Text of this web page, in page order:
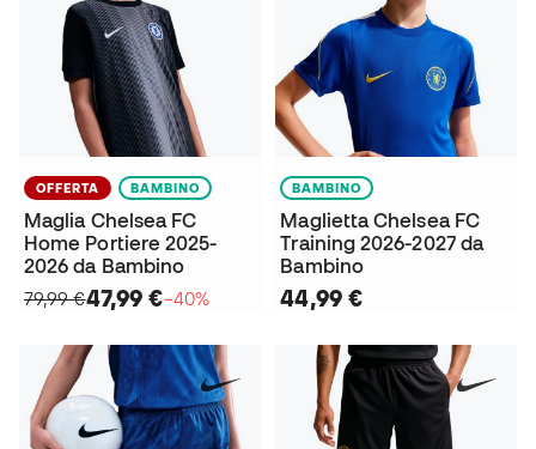
OFFERTA BAMBINO
Maglia Chelsea FC
Home Portiere 2025-
2026 da Bambino
79,99 €47,99 €−40%
BAMBINO
Maglietta Chelsea FC
Training 2026-2027 da
Bambino
44,99 €